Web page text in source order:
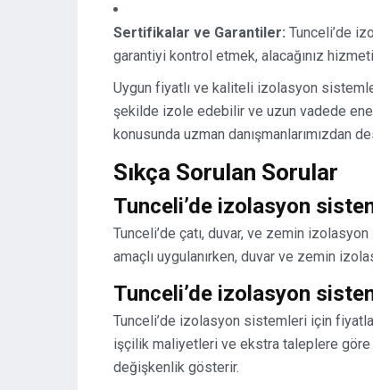
Sertifikalar ve Garantiler: Tunceli’de
garantiyi kontrol etmek, alacağınız
Uygun fiyatlı ve kaliteli izolasyon
şekilde izole edebilir ve uzun vadede
konusunda uzman danışmanlarımızdan
Sıkça Sorulan Sorular
Tunceli’de izolasyon
Tunceli’de çatı, duvar, ve zemin
amaçlı uygulanırken, duvar ve zemin
Tunceli’de izolasyon
Tunceli’de izolasyon sistemleri için
işçilik maliyetleri ve ekstra taleplere göre
değişkenlik gösterir.